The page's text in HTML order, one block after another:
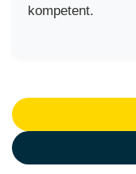
kompetent.